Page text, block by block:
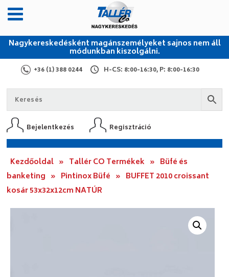
Nagykereskedésként magánszemélyeket sajnos nem áll
módunkban kiszolgálni.
+36 (1) 388 0244 H-CS: 8:00-16:30, P: 8:00-16:30
Bejelentkezés Regisztráció
Kezdőoldal » Tallér CO Termékek » Büfé és
banketing » Pintinox Büfé » BUFFET 2010 croissant
kosár 53x32x12cm NATÚR